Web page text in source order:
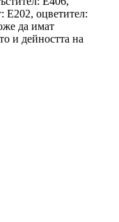
Е202, оцветител:
да имат
и дейността на